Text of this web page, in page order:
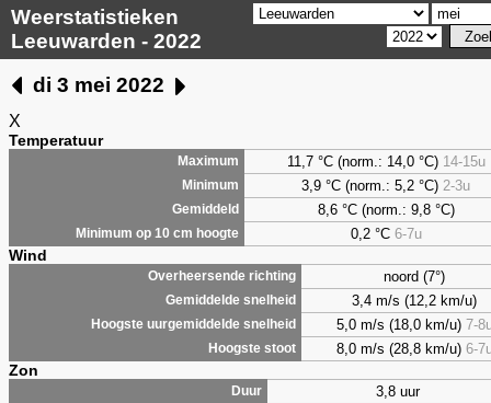
Weerstatistieken
Leeuwarden - 2022
di 3 mei 2022
X
Temperatuur
Maximum 11,7 °C (norm.: 14,0 °C) 14-15u
Minimum 3,9 °C (norm.: 5,2 °C) 2-3u
Gemiddeld 8,6°C (norm.: 9,8 °C)
Minimum op 10 cm hoogte 0,2°C 6-7u
Wind
Overheersende richting noord (7°)
Gemiddelde snelheid 3,4 m/s (12,2 km/u)
Hoogste uurgemiddelde snelheid 5,0 m/s (18,0 km/u) 7-
Hoogste stoot 8,0 m/s (28,8 km/u) 6-
Zon
Duur 3,8 uur